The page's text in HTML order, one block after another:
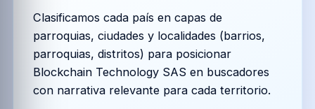
Clasificamos cada país en capas de
parroquias, ciudades y localidades (barrios,
parroquias, distritos) para posicionar
Blockchain Technology SAS en buscadores
con narrativa relevante para cada territorio.